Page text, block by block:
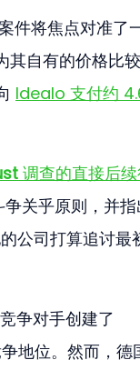
件将焦点对准了
其自有的价格比
Idealo 支付约
调查的直接后
关乎原则，并指
公司打算追讨最
争对手创建了
地位。然而，德